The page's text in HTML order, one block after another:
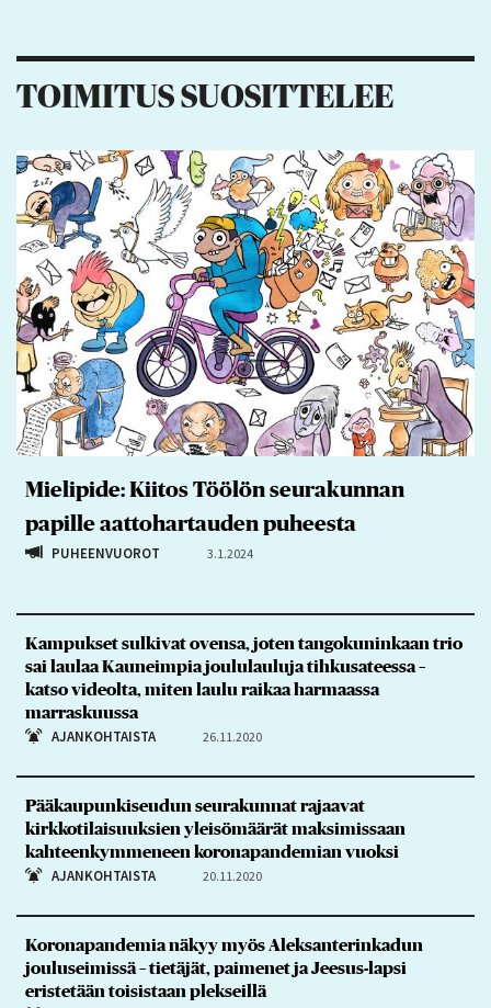
TOIMITUS SUOSITTELEE
Mielipide: Kiitos Töölön seurakunnan
papille aattohartauden puheesta
PUHEENVUOROT 3.1.2024
Kampukset sulkivat ovensa, joten tangokuninkaan trio
sai laulaa Kauneimpia joululauluja tihkusateessa –
katso videolta, miten laulu raikaa harmaassa
marraskuussa
AJANKOHTAISTA 26.11.2020
Pääkaupunkiseudun seurakunnat rajaavat
kirkkotilaisuuksien yleisömäärät maksimissaan
kahteenkymmeneen koronapandemian vuoksi
AJANKOHTAISTA 20.11.2020
Koronapandemia näkyy myös Aleksanterinkadun
jouluseimissä – tietäjät, paimenet ja Jeesus-lapsi
eristetään toisistaan plekseillä